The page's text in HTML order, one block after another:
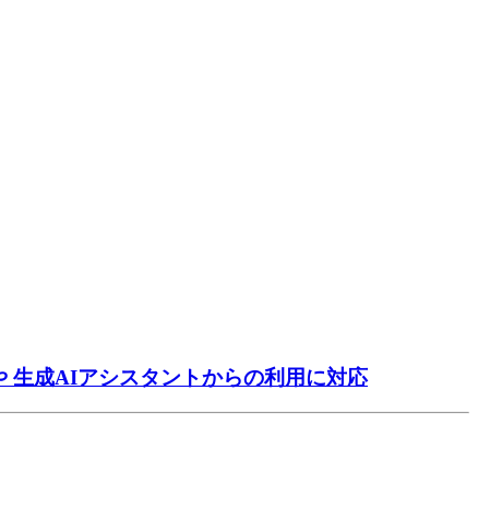
生成AIアシスタントからの利用に対応